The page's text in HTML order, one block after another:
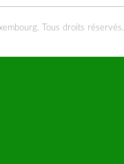
Tous droits réservés.